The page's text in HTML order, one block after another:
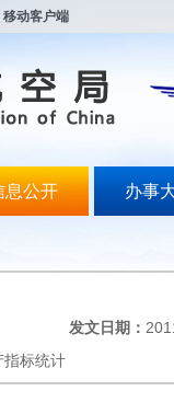
移动客户端
息公开 办事
发文日期：
指标统计